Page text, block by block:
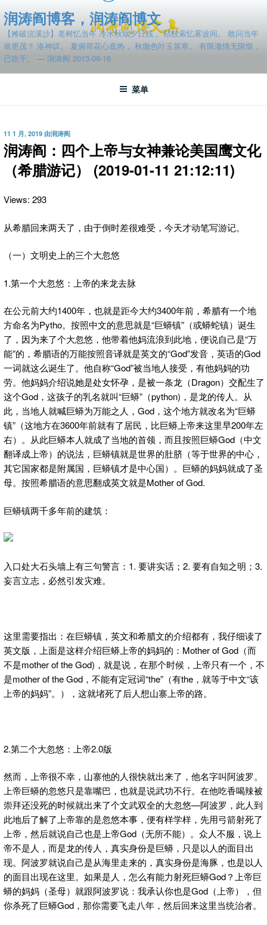
至
容
润涛阎博客，润涛阎博文
【摊破浣溪沙】老树忆当年 冷水秋烟夕日残， 枯枝索忆雾波间。 敢问当年
谁更茂？ 洛神叹。 夏俯荷花心底热， 秋抛色叶玉笛寒。 有限激情无限恨，
已吹干。 — 润涛阎 2013-09-16
菜单
发
布
于
11 1 月, 2019 由润涛阎
润涛阎：四个上帝与女神兼论美国鹰文化
（希腊游记） (2019-01-11 21:12:11)
Views: 293
从希腊回来两天了，由于倒时差很难受，今天才动笔写游记。
（一）文明史上的三个大忽悠
1.第一个大忽悠：上帝的来龙去脉
在公元前大约1400年，也就是距今大约3400年前，希腊有一个地
方命名为Pytho。按照中文的意思就是“巨蟒镇”（或蟒蛇镇）诞生
了，因为来了个大忽悠，他带着他妈流浪到此地，便说自己是“万
能”的，希腊语的万能按照音译就是英文的“God”发音，英语的God
一词就这么诞生了。他自称“God”被当地人接受，有他妈妈的功
劳。他妈妈介绍说她是处女怀孕，是被一条龙（Dragon）交配生了
这个God，这孩子的乳名就叫“巨蟒”（python)，是龙的传人。从
此，当地人就喊巨蟒为万能之人，God，这个地方就改名为“巨蟒
镇”（这地方在3600年前就有了居民，比巨蟒上帝来这里早200年左
右）。从此巨蟒本人就成了当地的首领，而且按照巨蟒God（中文
翻译成上帝）的说法，巨蟒镇就是世界的肚脐（等于世界的中心，
其它国家都是附属国，巨蟒镇才是中心国）。巨蟒的妈妈就成了圣
母。按照希腊语的意思翻成英文就是Mother of God.
巨蟒镇两千多年前的建筑：
入口处大石头墙上有三句警言：1. 要讲实话；2. 要有自知之明；3.
妄言立志，必然引发灾难。
这里需要指出：在巨蟒镇，英文和希腊文的介绍都有，我仔细读了
英文版，上面是这样介绍巨蟒上帝的妈妈的：Mother of God（而
不是mother of the God)，就是说，在那个时候，上帝只有一个，不
是mother of the God，不能有定冠词“the”（有the，就等于中文“该
上帝的妈妈”。），这就堵死了后人想山寨上帝的路。
2.第二个大忽悠：上帝2.0版
然而，上帝很不幸，山寨他的人很快就出来了，他名字叫阿波罗。
上帝巨蟒的忽悠只是靠嘴巴，也就是说武功不行。在他吃香喝辣被
崇拜还没死的时候就出来了个文武双全的大忽悠—阿波罗，此人到
此地后了解了上帝靠的是忽悠本事，便有样学样，先用弓箭射死了
上帝，然后就说自己也是上帝God（无所不能）。众人不服，说上
帝不是人，而是龙的传人，真实身份是巨蟒，只是以人的面目出
现。阿波罗就说自己是从海里走来的，真实身份是海豚，也是以人
的面目出现在这里。如果是人，怎么有能力射死巨蟒God？上帝巨
蟒的妈妈（圣母）就跟阿波罗说：我承认你也是God（上帝），但
你杀死了巨蟒God，那你需要飞走八年，然后回来这里当统治者。